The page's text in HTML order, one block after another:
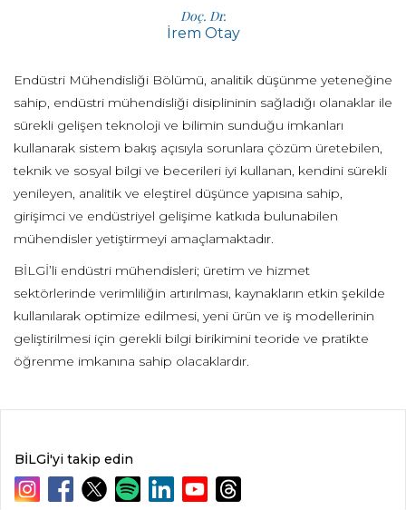
Doç. Dr.
İrem Otay
Endüstri Mühendisliği Bölümü, analitik düşünme yeteneğine
sahip, endüstri mühendisliği disiplininin sağladığı olanaklar ile
sürekli gelişen teknoloji ve bilimin sunduğu imkanları
kullanarak sistem bakış açısıyla sorunlara çözüm üretebilen,
teknik ve sosyal bilgi ve becerileri iyi kullanan, kendini sürekli
yenileyen, analitik ve eleştirel düşünce yapısına sahip,
girişimci ve endüstriyel gelişime katkıda bulunabilen
mühendisler yetiştirmeyi amaçlamaktadır.
BİLGİ’li endüstri mühendisleri; üretim ve hizmet
sektörlerinde verimliliğin artırılması, kaynakların etkin şekilde
kullanılarak optimize edilmesi, yeni ürün ve iş modellerinin
geliştirilmesi için gerekli bilgi birikimini teoride ve pratikte
öğrenme imkanına sahip olacaklardır.
BİLGİ'yi takip edin